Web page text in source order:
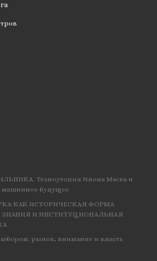
Техноутопия Илона Маска и
машинное будущее
КАК ИСТОРИЧЕСКАЯ ФОРМА
ЗНАНИЯ И ИНСТИТУЦИОНАЛЬНАЯ
рынок, внимание и власть